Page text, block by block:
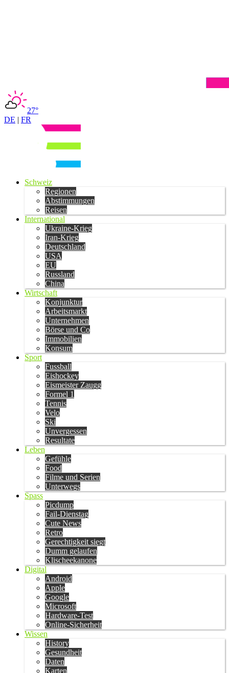
27°
DE | FR
Schweiz
Regionen
Abstimmungen
Reisen
International
Ukraine-Krieg
Iran-Krieg
Deutschland
USA
EU
Russland
China
Wirtschaft
Konjunktur
Arbeitsmarkt
Unternehmen
Börse und Co
Immobilien
Konsum
Sport
Fussball
Eishockey
Eismeister Zaugg
Formel 1
Tennis
Velo
Ski
Unvergessen
Resultate
Leben
Gefühle
Food
Filme und Serien
Unterwegs
Spass
Picdump
Fail-Dienstag
Cute News
Retro
Gerechtigkeit siegt
Dumm gelaufen
Klischeekanone
Digital
Android
Apple
Google
Microsoft
Hardware-Test
Online-Sicherheit
Wissen
History
Gesundheit
Daten
Karten